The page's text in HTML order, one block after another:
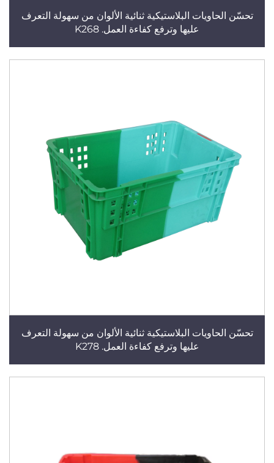
تحسّن الحاويات البلاستيكية ثنائية الألوان من سهولة التعرف
عليها وترفع كفاءة العمل. K268
تحسّن الحاويات البلاستيكية ثنائية الألوان من سهولة التعرف
عليها وترفع كفاءة العمل. K278